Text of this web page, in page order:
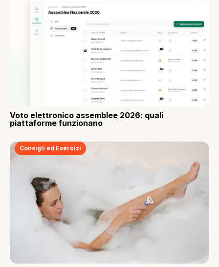
Voto elettronico assemblee 2026: quali
piattaforme funzionano
Consigli ed Esercizi